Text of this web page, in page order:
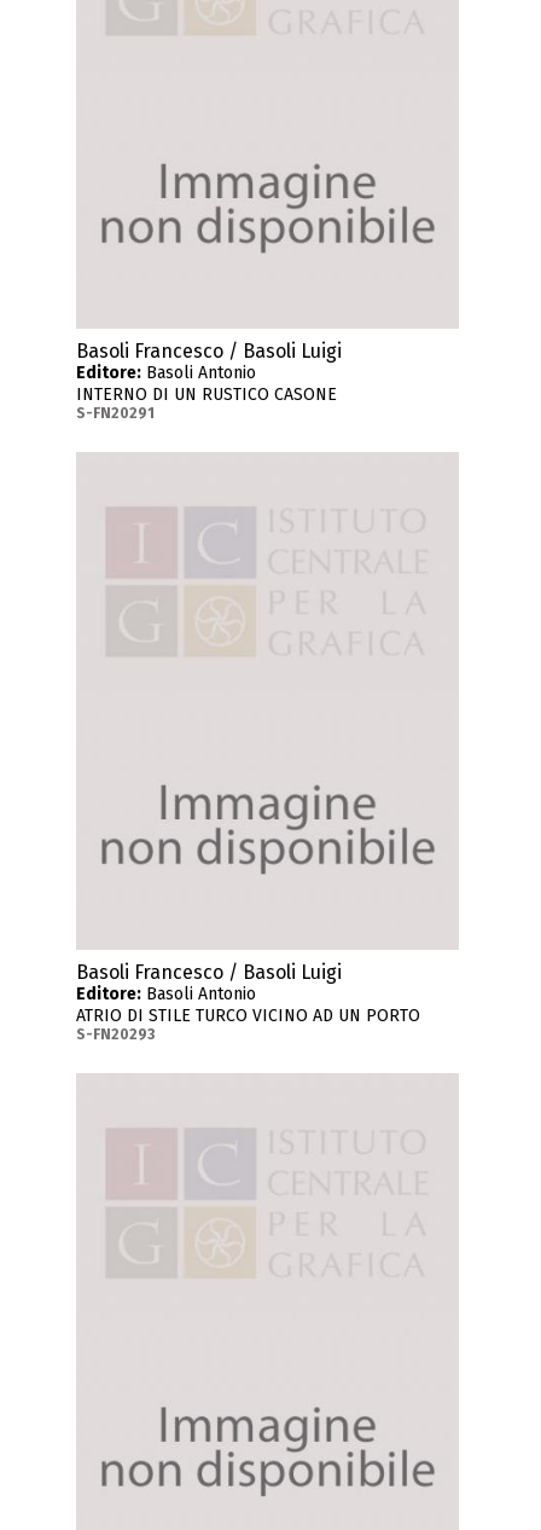
Basoli Francesco / Basoli Luigi
Editore: Basoli Antonio
INTERNO DI UN RUSTICO CASONE
S-FN20291
Basoli Francesco / Basoli Luigi
Editore: Basoli Antonio
ATRIO DI STILE TURCO VICINO AD UN PORTO
S-FN20293